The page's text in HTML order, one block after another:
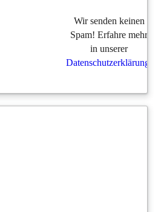
Wir senden keinen
Spam! Erfahre mehr
in unserer
Datenschutzerklärung